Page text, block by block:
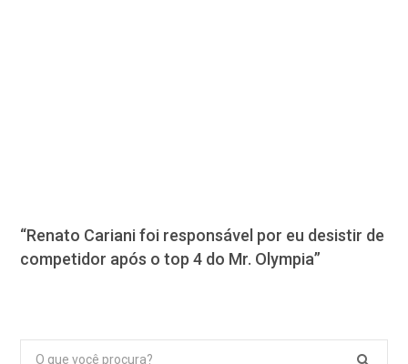
“Renato Cariani foi responsável por eu desistir de
competidor após o top 4 do Mr. Olympia”
Pesquisar